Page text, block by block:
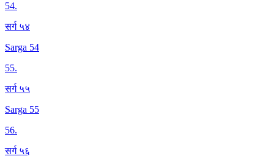
54.
सर्ग ५४
Sarga 54
55.
सर्ग ५५
Sarga 55
56.
सर्ग ५६